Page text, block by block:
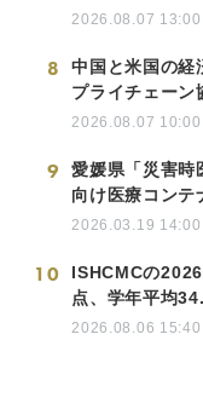
2026.08.07 13:00
8
中国と米国の経
プライチェーン
2026.08.07 10:00
9
愛媛県「災害時
向け医療コンテ
2026.03.19 14:00
10
ISHCMCの
点、学年平均
2026.08.06 15:40